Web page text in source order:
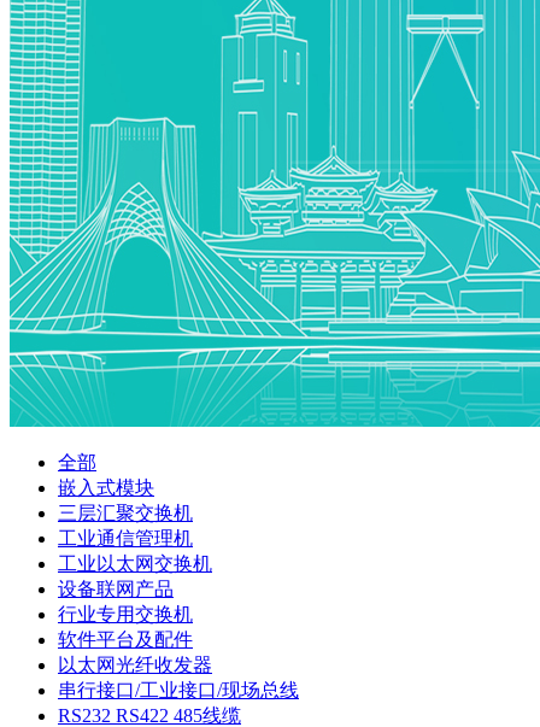
全部
嵌入式模块
三层汇聚交换机
工业通信管理机
工业以太网交换机
设备联网产品
行业专用交换机
软件平台及配件
以太网光纤收发器
串行接口/工业接口/现场总线
RS232 RS422 485线缆